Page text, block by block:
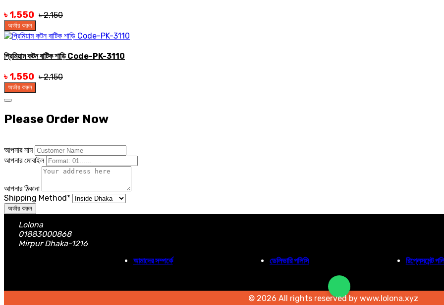
৳ 1,550 ৳ 2,150
অর্ডার করুন
প্রিমিয়াম কটন বাটিক শাড়ি Code-PK-3110
৳ 1,550 ৳ 2,150
অর্ডার করুন
Please Order Now
আপনার নাম
আপনার মোবাইল
আপনার ঠিকানা
Shipping Method*
অর্ডার করুন
Lolona
01883000868
Mirpur Dhaka-1216
আমাদের সম্পর্কে
ডেলিভারি পলিসি রিপ্লেসমেন্ট
© 2026 All rights reserved by www.lolona.xyz